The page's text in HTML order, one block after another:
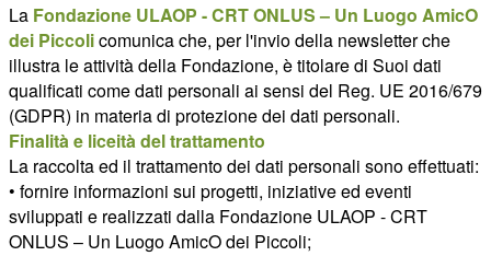
La Fondazione ULAOP - CRT ONLUS – Un Luogo AmicO
dei Piccolicomunica che, per l'invio della newsletter che
illustra le attività della Fondazione, è titolare di Suoi dati
qualificati come dati personali ai sensi del Reg. UE 2016/679
(GDPR) in materia di protezione dei dati personali.
Finalità e liceità del trattamento
La raccolta ed il trattamento dei dati personali sono effettuati:
• fornire informazioni sui progetti, iniziative ed eventi
sviluppati e realizzati dalla Fondazione ULAOP - CRT
ONLUS – Un Luogo AmicO dei Piccoli;